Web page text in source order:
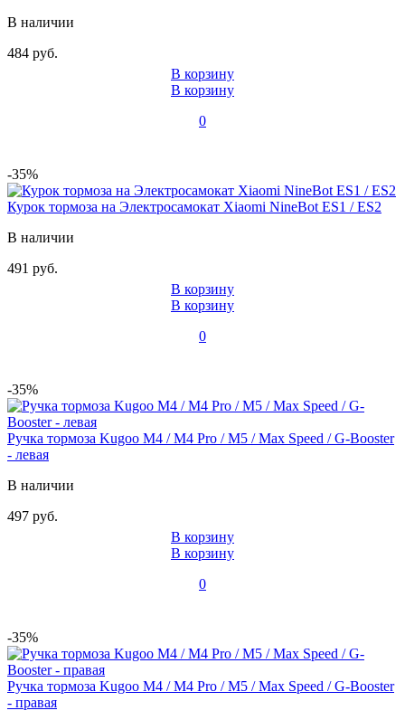
В наличии
484 руб.
В корзину
В корзину
0
-35%
Курок тормоза на Электросамокат Xiaomi NineBot ES1 / ES2
В наличии
491 руб.
В корзину
В корзину
0
-35%
Ручка тормоза Kugoo M4 / M4 Pro / M5 / Max Speed / G-Booster
- левая
В наличии
497 руб.
В корзину
В корзину
0
-35%
Ручка тормоза Kugoo M4 / M4 Pro / M5 / Max Speed / G-Booster
- правая